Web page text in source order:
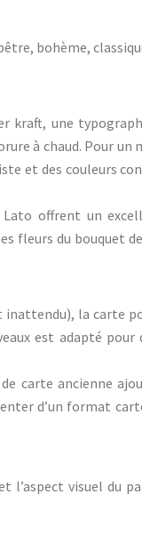
bohème,
kraft, une
à chaud. Pour un
et des couleurs
offrent un
fleurs du bouquet
inattendu), la carte
est adapté pour
carte ancienne
d’un format
l’aspect visuel du